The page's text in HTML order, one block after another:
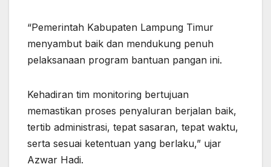
“Pemerintah Kabupaten Lampung Timur
menyambut baik dan mendukung penuh
pelaksanaan program bantuan pangan ini.
Kehadiran tim monitoring bertujuan
memastikan proses penyaluran berjalan baik,
tertib administrasi, tepat sasaran, tepat waktu,
serta sesuai ketentuan yang berlaku,” ujar
Azwar Hadi.